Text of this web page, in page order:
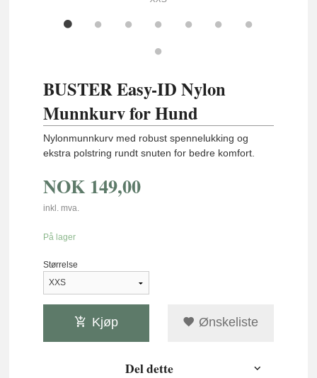
BUSTER Easy-ID Nylon
Munnkurv for Hund
Nylonmunnkurv med robust spennelukking og
ekstra polstring rundt snuten for bedre komfort.
NOK 149,00
inkl. mva.
På lager
Størrelse
Kjøp Ønskeliste
Del dette